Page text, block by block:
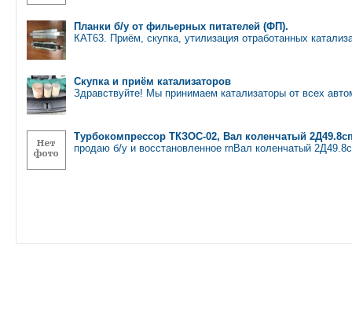
Планки б/у от фильерных питателей (ФП).
КАТ63. Приём, скупка, утилизация отработанных
Скупка и приём катализаторов
Здравствуйте! Мы принимаем катализаторы от всех
Турбокомпрессор ТКЗОС-02, Вал коленчатый
продаю б/у и восстановленное rnВал коленчатый